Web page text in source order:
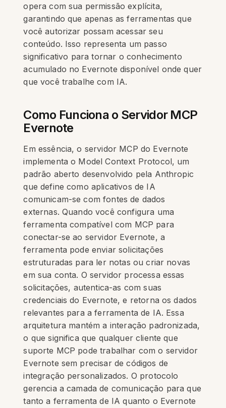
opera com sua permissão explícita,
garantindo que apenas as ferramentas que
você autorizar possam acessar seu
conteúdo. Isso representa um passo
significativo para tornar o conhecimento
acumulado no Evernote disponível onde quer
que você trabalhe com IA.
Como Funciona o Servidor MCP
Evernote
Em essência, o servidor MCP do Evernote
implementa o Model Context Protocol, um
padrão aberto desenvolvido pela Anthropic
que define como aplicativos de IA
comunicam-se com fontes de dados
externas. Quando você configura uma
ferramenta compatível com MCP para
conectar-se ao servidor Evernote, a
ferramenta pode enviar solicitações
estruturadas para ler notas ou criar novas
em sua conta. O servidor processa essas
solicitações, autentica-as com suas
credenciais do Evernote, e retorna os dados
relevantes para a ferramenta de IA. Essa
arquitetura mantém a interação padronizada,
o que significa que qualquer cliente que
suporte MCP pode trabalhar com o servidor
Evernote sem precisar de códigos de
integração personalizados. O protocolo
gerencia a camada de comunicação para que
tanto a ferramenta de IA quanto o Evernote